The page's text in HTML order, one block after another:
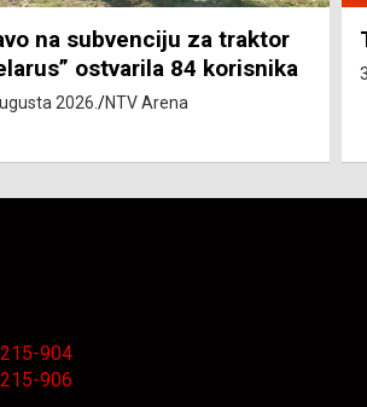
na subvenciju za traktor
ostvarila 84 korisnika
2026. NTV Arena
904
906